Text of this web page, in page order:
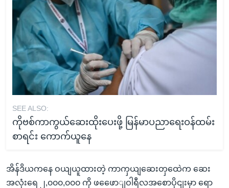
SEE ALSO:
ကိုဗစ်ကာကွယ်ဆေးထိုးပေးဖို့ မြန်မာပညာရေးဝန်ထမ်း
စာရင်း ကောက်ယူနေ
အိန်ဒိယကနေ ဝယျယူထားတဲ့ ကာကှယျဆေးတှထေဲက ဆေး
အလုံးရေ ၂,၀၀၀,၀၀၀ ကို ဖဖေောျဝါရီလအစောပိုငျးမှာ ရော